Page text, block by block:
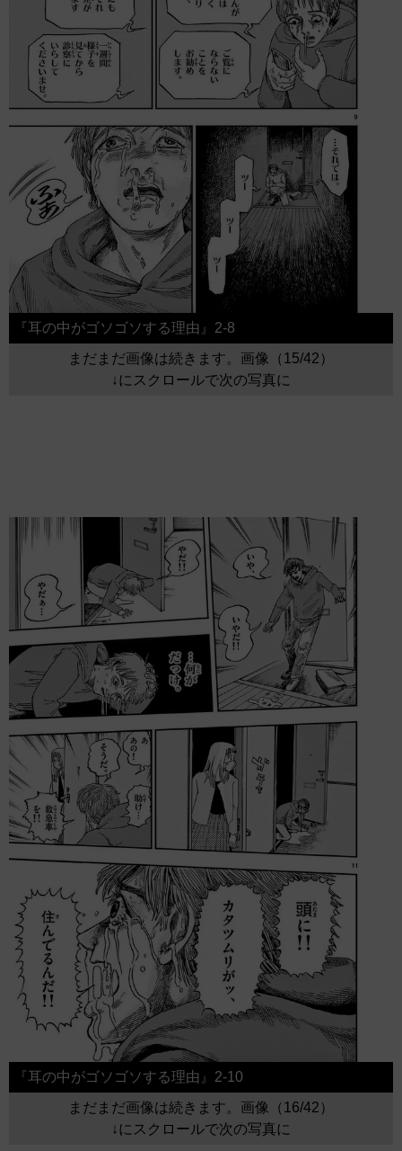
『耳の中がゴソゴソする理由』2-8
まだまだ画像は続きます。画像（15/42）
↓にスクロールで次の写真に
『耳の中がゴソゴソする理由』2-10
まだまだ画像は続きます。画像（16/42）
↓にスクロールで次の写真に